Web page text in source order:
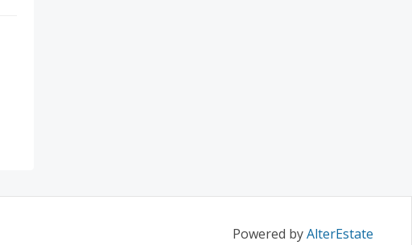
Powered byAlterEstate